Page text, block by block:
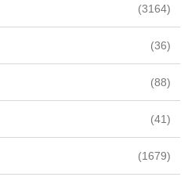
(3164)
(36)
(88)
(41)
(1679)